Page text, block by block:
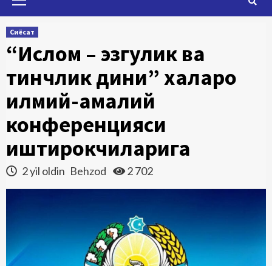
Сиёсат
“Ислом – эзгулик ва
тинчлик дини” халқаро
илмий-амалий
конференцияси
иштирокчиларига
2 yil oldin Behzod 2 702